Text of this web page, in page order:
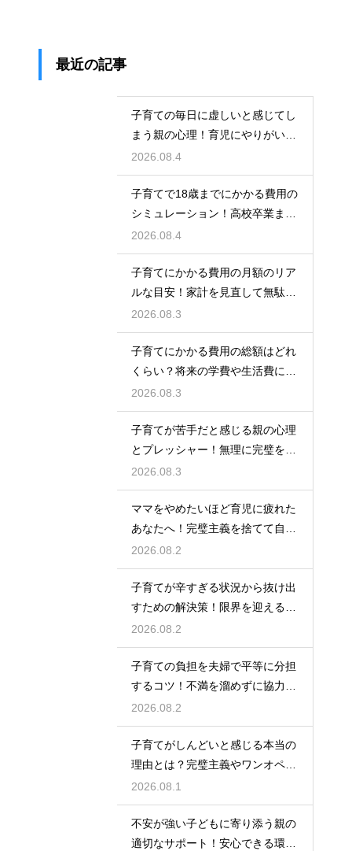
最近の記事
子育ての毎日に虚しいと感じてし
まう親の心理！育児にやりがいを
見出して自分自身の人生も豊かに
生きるための考え方
2026.08.4
子育てで18歳までにかかる費用の
シミュレーション！高校卒業まで
の教育資金を賢く準備して経済的
な不安を解消する
2026.08.4
子育てにかかる費用の月額のリア
ルな目安！家計を見直して無駄な
出費を抑えながら無理なく育児を
するための計画術
2026.08.3
子育てにかかる費用の総額はどれ
くらい？将来の学費や生活費に備
えて今から計画的に貯金をして教
育資金を準備する術
2026.08.3
子育てが苦手だと感じる親の心理
とプレッシャー！無理に完璧を目
指さずに自分らしいペースで育児
をするためのヒント
2026.08.3
ママをやめたいほど育児に疲れた
あなたへ！完璧主義を捨てて自分
自身を大切にしながら心に余裕を
取り戻すための方法
2026.08.2
子育てが辛すぎる状況から抜け出
すための解決策！限界を迎える前
に試してほしいストレス解消法と
頼れるサポート
2026.08.2
子育ての負担を夫婦で平等に分担
するコツ！不満を溜めずに協力し
て育児を乗り切るための上手なコ
ミュニケーション
2026.08.2
子育てがしんどいと感じる本当の
理由とは？完璧主義やワンオペの
負担を手放して自分らしく育児を
楽しむためのヒント
2026.08.1
不安が強い子どもに寄り添う親の
適切なサポート！安心できる環境